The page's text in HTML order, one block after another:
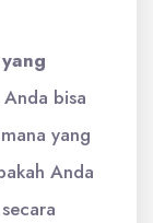
bisa
yang
Anda